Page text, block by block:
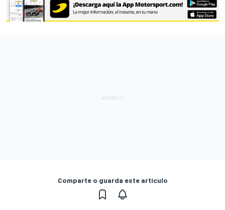
Comparte o guarda este artículo